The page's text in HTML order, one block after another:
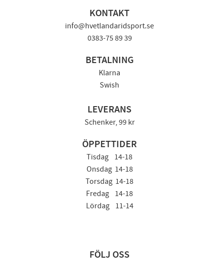
KONTAKT
info@hvetlandaridsport.se
0383-75 89 39
BETALNING
Klarna
Swish
LEVERANS
Schenker, 99 kr
ÖPPETTIDER
Tisdag 14-18
Onsdag 14-18
Torsdag 14-18
Fredag 14-18
Lördag 11-14
FÖLJ OSS